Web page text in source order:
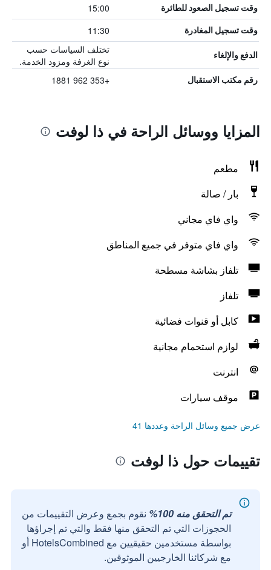
وقت تسجيل الصعود للطائرة 15:00
وقت تسجيل المغادرة 11:30
الدفع والإلغاء
تختلف السياسات حسب
نوع الغرفة ومزود الخدمة.
رقم مكتب الاستقبال +353 962 1881
المزايا ووسائل الراحة في ذا لوفت
مطعم
بار / صالة
واي فاي مجاني
واي فاي متوفر في جميع المناطق
تلفاز بشاشة مسطحة
تلفاز
كابل أو قنوات فضائية
لوازم استحمام مجانية
انترنت
موقف سيارات
عرض جميع وسائل الراحة وعددها 41
تقييمات حول ذا لوفت
تم التحقق منه 100%
نقوم بجمع وعرض التقييمات من
الحجوزات التي تم التحقق منها فقط والتي تم إجراؤها
بواسطة مستخدمين حقيقيين مع HotelsCombined أو
مع شركائنا الخارجيين الموثوقين.